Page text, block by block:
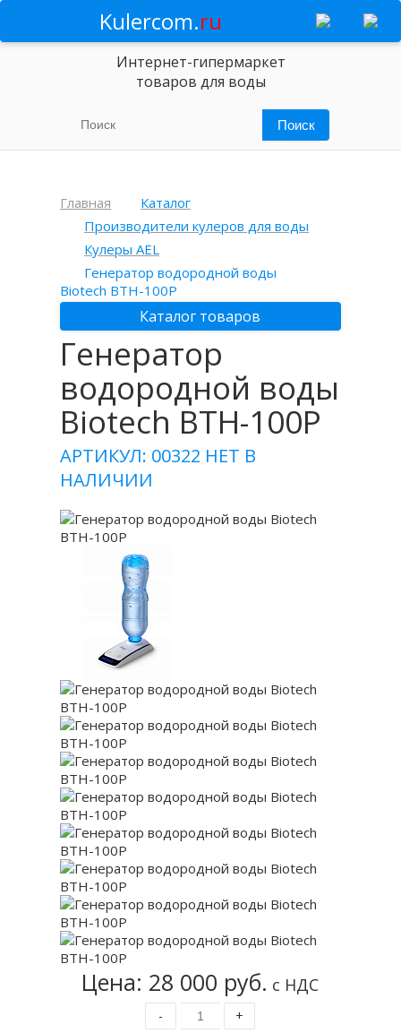
Kulercom.ru
Интернет-гипермаркет
товаров для воды
Главная
Каталог
Производители кулеров для воды
Кулеры AEL
Генератор водородной воды
Biotech BTH-100P
Каталог товаров
Генератор
водородной воды
Biotech BTH-100P
АРТИКУЛ: 00322 НЕТ В
НАЛИЧИИ
Цена: 28 000 руб. с НДС
- +